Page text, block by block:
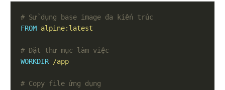
# Sử dụng base image đa kiến trúc
FROM alpine:latest
# Đặt thư mục làm việc
WORKDIR /app
# Copy file ứng dụng